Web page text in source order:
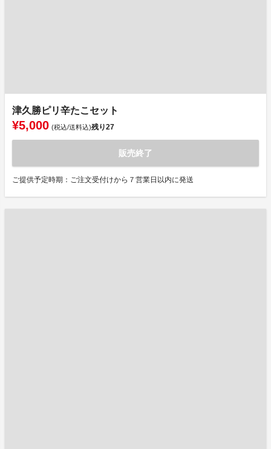
津久勝ピリ辛たこセット
¥5,000 (税込/送料込)残り27
販売終了
ご提供予定時期：ご注文受付けから７営業日以内に発送